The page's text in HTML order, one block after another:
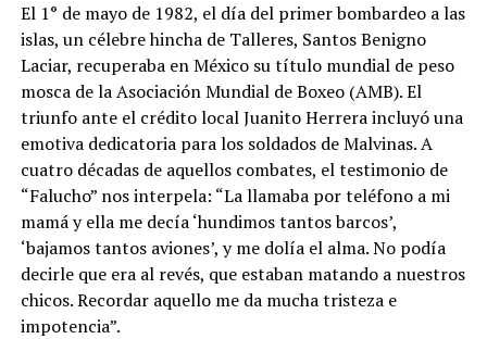
El 1° de mayo de 1982, el día del primer bombardeo a las
islas, un célebre hincha de Talleres, Santos Benigno
Laciar, recuperaba en México su título mundial de peso
mosca de la Asociación Mundial de Boxeo (AMB). El
triunfo ante el crédito local Juanito Herrera incluyó una
emotiva dedicatoria para los soldados de Malvinas. A
cuatro décadas de aquellos combates, el testimonio de
“Falucho” nos interpela: “La llamaba por teléfono a mi
mamá y ella me decía ‘hundimos tantos barcos’,
‘bajamos tantos aviones’, y me dolía el alma. No podía
decirle que era al revés, que estaban matando a nuestros
chicos. Recordar aquello me da mucha tristeza e
impotencia”.